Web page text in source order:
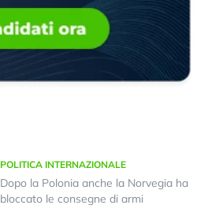
POLITICA INTERNAZIONALE
Dopo la Polonia anche la Norvegia ha
bloccato le consegne di armi